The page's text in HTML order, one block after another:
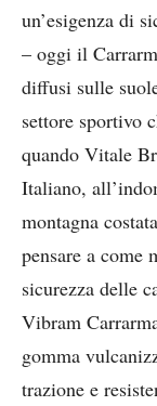
un’esigenza di
– oggi il
diffusi sulle
settore sportivo
quando Vitale
Italiano,
montagna
pensare a
sicurezza delle
Vibram
gomma
trazione e